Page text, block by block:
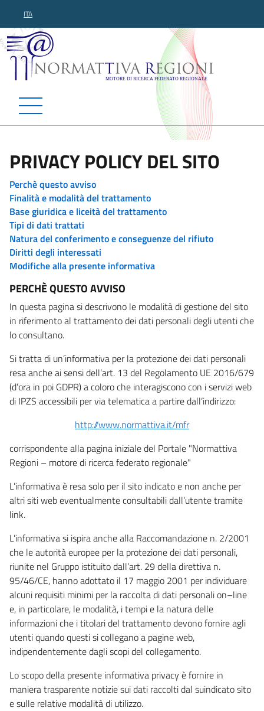
ITA
Normattiva Regioni -
PRIVACY POLICY DEL SITO
Perchè questo avviso
Finalità e modalità del trattamento
Base giuridica e liceità del trattamento
Tipi di dati trattati
Natura del conferimento e conseguenze del rifiuto
Diritti degli interessati
Modifiche alla presente informativa
PERCHÈ QUESTO AVVISO
In questa pagina si descrivono le modalità di gestione del sito
in riferimento al trattamento dei dati personali degli utenti che
lo consultano.
Si tratta di un’informativa per la protezione dei dati personali
resa anche ai sensi dell’art. 13 del Regolamento UE 2016/679
(d’ora in poi GDPR) a coloro che interagiscono con i servizi web
di IPZS accessibili per via telematica a partire dall’indirizzo:
http://www.normattiva.it/mfr
corrispondente alla pagina iniziale del Portale "Normattiva
Regioni – motore di ricerca federato regionale"
L’informativa è resa solo per il sito indicato e non anche per
altri siti web eventualmente consultabili dall’utente tramite
link.
L’informativa si ispira anche alla Raccomandazione n. 2/2001
che le autorità europee per la protezione dei dati personali,
riunite nel Gruppo istituito dall’art. 29 della direttiva n.
95/46/CE, hanno adottato il 17 maggio 2001 per individuare
alcuni requisiti minimi per la raccolta di dati personali on–line
e, in particolare, le modalità, i tempi e la natura delle
informazioni che i titolari del trattamento devono fornire agli
utenti quando questi si collegano a pagine web,
indipendentemente dagli scopi del collegamento.
Lo scopo della presente informativa privacy è fornire in
maniera trasparente notizie sui dati raccolti dal suindicato sito
e sulle relative modalità di utilizzo.